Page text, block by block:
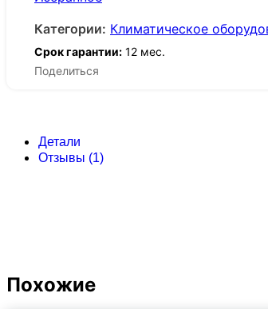
Категории: Климатическое
Срок гарантии: 12 мес.
Поделиться
Детали
Отзывы (1)
Похожие